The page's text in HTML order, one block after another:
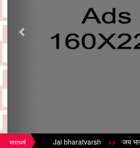
भारतवर्ष Jai bharatvarsh >> जय भारतवर्ष